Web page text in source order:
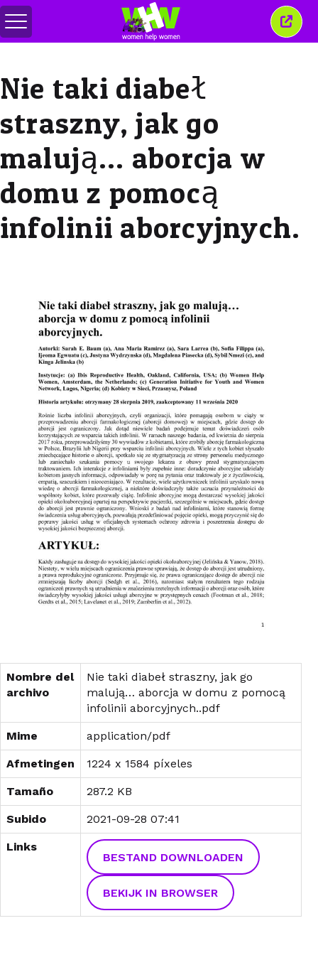
Alternar
menú
esta
Nie taki diabeł
straszny, jak go
malują… aborcja w
domu z pomocą
infolinii aborcyjnych.
Nombre del
archivo
Nie taki diabeł straszny, jak go
malują… aborcja w domu z pomocą
infolinii aborcyjnych..pdf
Mime application/pdf
Afmetingen 1224 x 1584 píxeles
Tamaño 287.2 KB
Subido 2021-09-28 07:41
Links
BESTAND DOWNLOADEN
BEKIJK IN BROWSER